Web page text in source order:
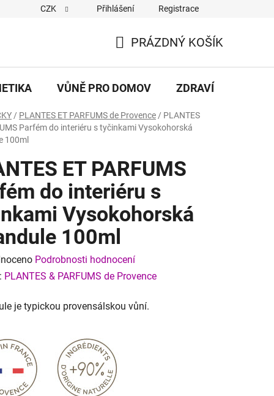
Reklamační řád Dodací a platební podmínky
CZK Přihlášení Registrace
KOŠÍK
PRÁZDNÝ KOŠÍK
VŮNĚ PRO DOMOV ZDRAVÍ
/ PLANTES ET PARFUMS de Provence / PLANTES
Parfém do interiéru s tyčinkami Vysokohorská
100ml
ET PARFUMS
do interiéru s
Vysokohorská
100ml
Podrobnosti hodnocení
PLANTES & PARFUMS de Provence
je typickou provensálskou vůní.